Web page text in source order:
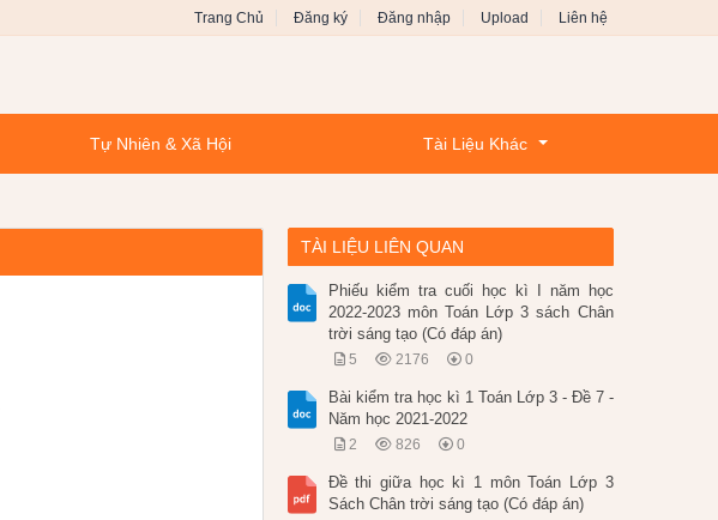
Trang Chủ Đăng ký Đăng nhập Upload Liên hệ
Tự Nhiên & Xã Hội Tài Liệu Khác
TÀI LIỆU LIÊN QUAN
Phiếu kiểm tra cuối học kì I năm học
2022-2023 môn Toán Lớp 3 sách Chân
trời sáng tạo (Có đáp án)
5 2176 0
Bài kiểm tra học kì 1 Toán Lớp 3 - Đề 7 -
Năm học 2021-2022
2 826 0
Đề thi giữa học kì 1 môn Toán Lớp 3
Sách Chân trời sáng tạo (Có đáp án)